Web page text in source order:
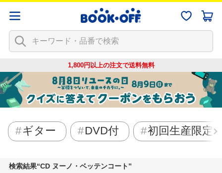
1,800円以上の注文で送料無料
ギター DVD付 初回生産限定
検索結果 CD ヌーノ・ベッテンコート